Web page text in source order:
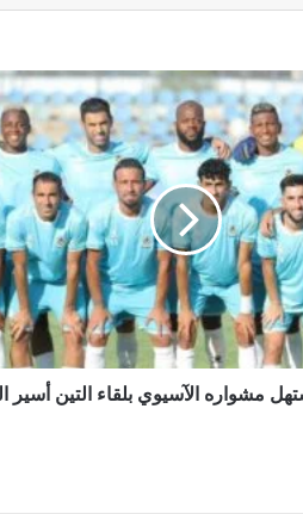
مشواره الآسيوي بلقاء التين أسير